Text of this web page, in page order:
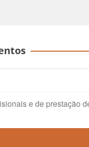
e de prestação